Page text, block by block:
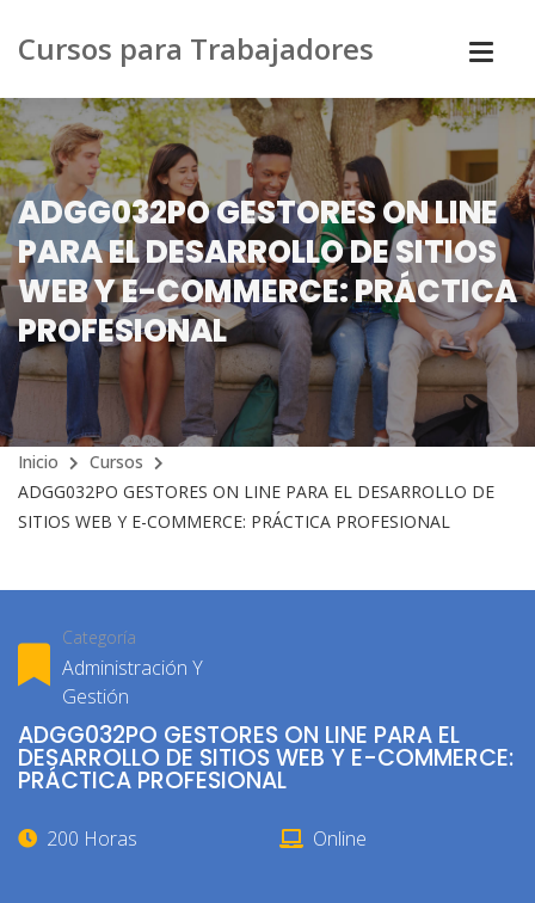
Cursos para Trabajadores
ADGG032PO GESTORES ON LINE
PARA EL DESARROLLO DE SITIOS
WEB Y E-COMMERCE: PRÁCTICA
PROFESIONAL
Inicio
Cursos
ADGG032PO GESTORES ON LINE PARA EL DESARROLLO DE
SITIOS WEB Y E-COMMERCE: PRÁCTICA PROFESIONAL
Categoría
Administración Y
Gestión
ADGG032PO GESTORES ON LINE PARA EL
DESARROLLO DE SITIOS WEB Y E-COMMERCE:
PRÁCTICA PROFESIONAL
200 Horas Online